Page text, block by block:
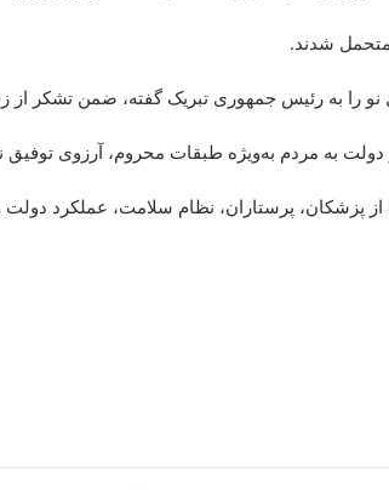
شدند.
نو را به رئیس جمهوری تبریک گفته، ضمن تشکر
به مردم به‌ویژه طبقات محروم، آرزوی توفیق
پزشکان، پرستاران، نظام سلامت، عملکرد دولت